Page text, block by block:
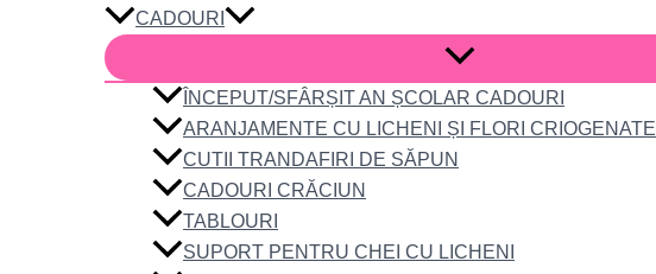
CADOURI
ÎNCEPUT/SFÂRȘIT AN ȘCOLAR CADOURI
ARANJAMENTE CU LICHENI ȘI FLORI CRIOGENATE
CUTII TRANDAFIRI DE SĂPUN
CADOURI CRĂCIUN
TABLOURI
SUPORT PENTRU CHEI CU LICHENI